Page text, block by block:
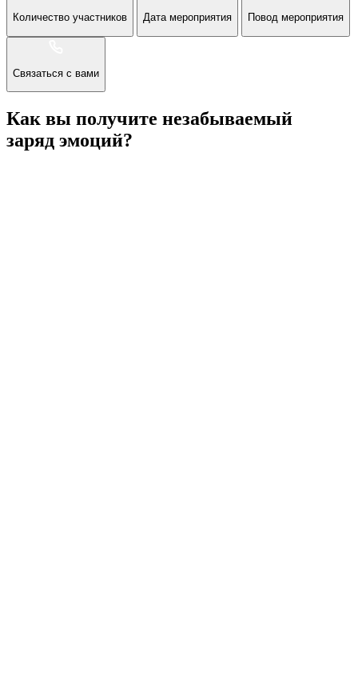
Количество участников Дата мероприятия Повод мероприятия
Связаться с вами
Как вы получите незабываемый
заряд эмоций?